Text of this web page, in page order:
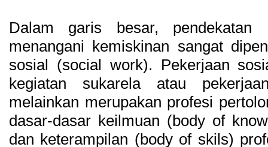
Dalam garis besar, pendekatan
menangani kemiskinan sangat
sosial (social work). Pekerjaan
kegiatan sukarela atau
melainkan merupakan profesi
dasar-dasar keilmuan (body of
dan keterampilan (body of skils)